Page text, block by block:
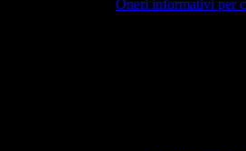
Oneri informativi per